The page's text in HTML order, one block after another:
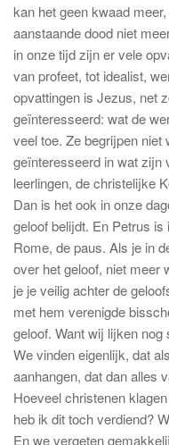
kan het geen kwaad
aanstaande dood niet
in onze tijd zijn er vele
van profeet, tot idealist,
opvattingen is Jezus, net
geïnteresseerd: wat de
veel toe. Ze begrijpen
geïnteresseerd in wat zijn
leerlingen, de christelijke
Dan is het ook in onze
geloof belijdt. En Petrus
Rome, de paus. Als je in
over het geloof, niet meer
je je veilig achter de
met hem verenigde
geloof. Want wij lijken nog
We vinden eigenlijk, dat
aanhangen, dat dan alles
Hoeveel christenen
heb ik dit toch verdiend?
En we vergeten